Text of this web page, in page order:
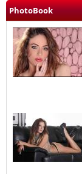
PhotoBook